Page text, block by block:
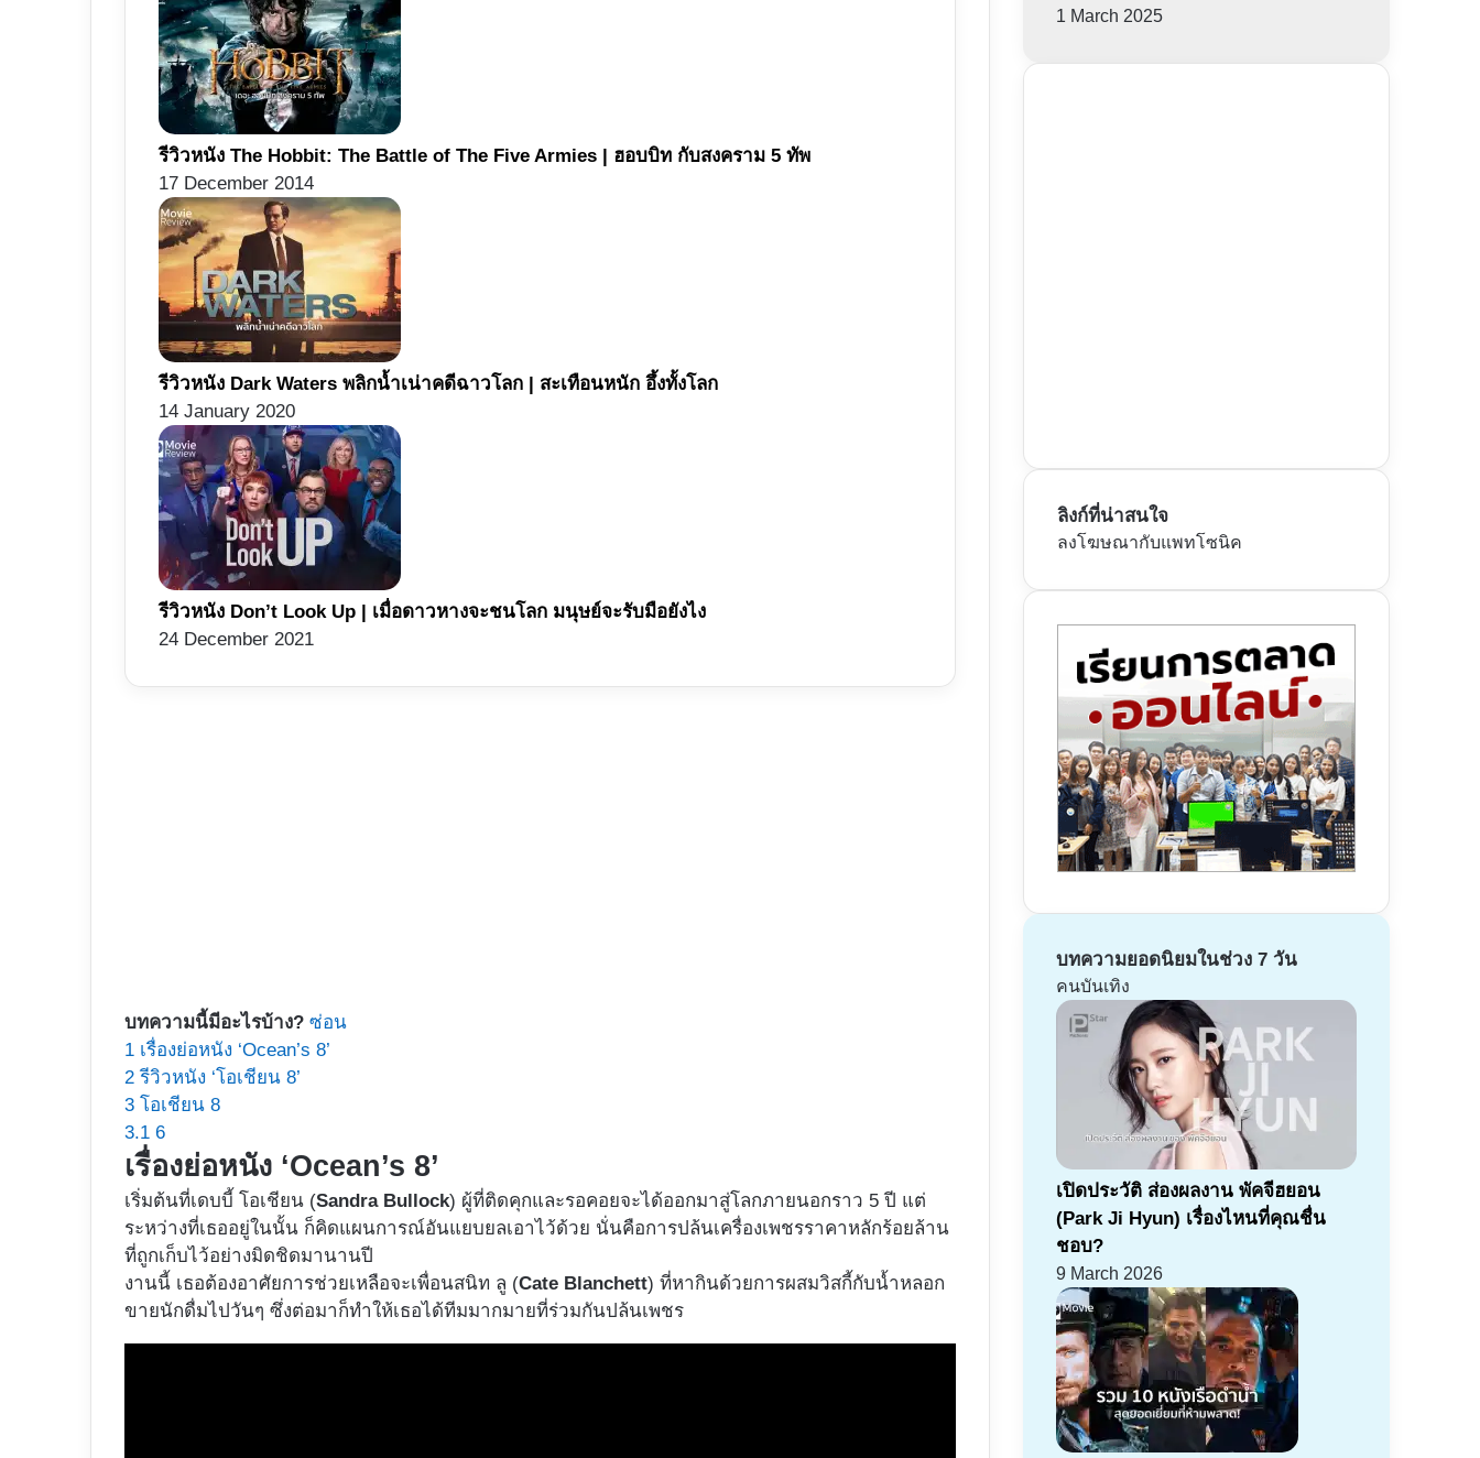
รีวิวหนัง The Hobbit: The Battle of The Five Armies | ฮอบบิท กับสงคราม 5 ทัพ
17 December 2014
รีวิวหนัง Dark Waters พลิกน้ำเน่าคดีฉาวโลก | สะเทือนหนัก อึ้งทั้งโลก
14 January 2020
รีวิวหนัง Don’t Look Up | เมื่อดาวหางจะชนโลก มนุษย์จะรับมือยังไง
24 December 2021
บทความนี้มีอะไรบ้าง? ซ่อน
1 เรื่องย่อหนัง ‘Ocean’s 8’
2 รีวิวหนัง ‘โอเชียน 8’
3 โอเชียน 8
3.1 6
เรื่องย่อหนัง ‘Ocean’s 8’
เริ่มต้นที่เดบบี้ โอเชียน (Sandra Bullock) ผู้ที่ติดคุกและรอคอยจะได้ออกมาสู่โลกภายนอกราว 5 ปี แต่
ระหว่างที่เธออยู่ในนั้น ก็คิดแผนการณ์อันแยบยลเอาไว้ด้วย นั่นคือการปล้นเครื่องเพชรราคาหลักร้อยล้าน
ที่ถูกเก็บไว้อย่างมิดชิดมานานปี
งานนี้ เธอต้องอาศัยการช่วยเหลือจะเพื่อนสนิท ลู (Cate Blanchett) ที่หากินด้วยการผสมวิสกี้กับน้ำหลอก
ขายนักดื่มไปวันๆ ซึ่งต่อมาก็ทำให้เธอได้ทีมมากมายที่ร่วมกันปล้นเพชร
1 March 2025
ลิงก์ที่น่าสนใจ
ลงโฆษณากับแพทโซนิค
บทความยอดนิยมในช่วง 7 วัน
คนบันเทิง
เปิดประวัติ ส่องผลงาน พัคจีฮยอน
(Park Ji Hyun) เรื่องไหนที่คุณชื่น
ชอบ?
9 March 2026